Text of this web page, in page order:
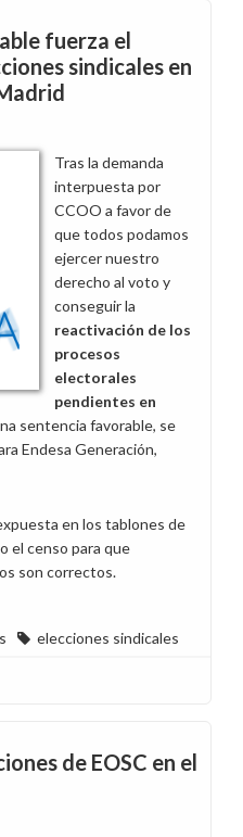
fuerza el
sindicales en
Tras la demanda
interpuesta por
CCOO a favor de
que todos podamos
ejercer nuestro
derecho al voto y
conseguir la
reactivación de los
procesos
electorales
pendientes en
sentencia favorable, se
Endesa Generación,
en los tablones de
el censo para que
son correctos.
elecciones sindicales
de EOSC en el